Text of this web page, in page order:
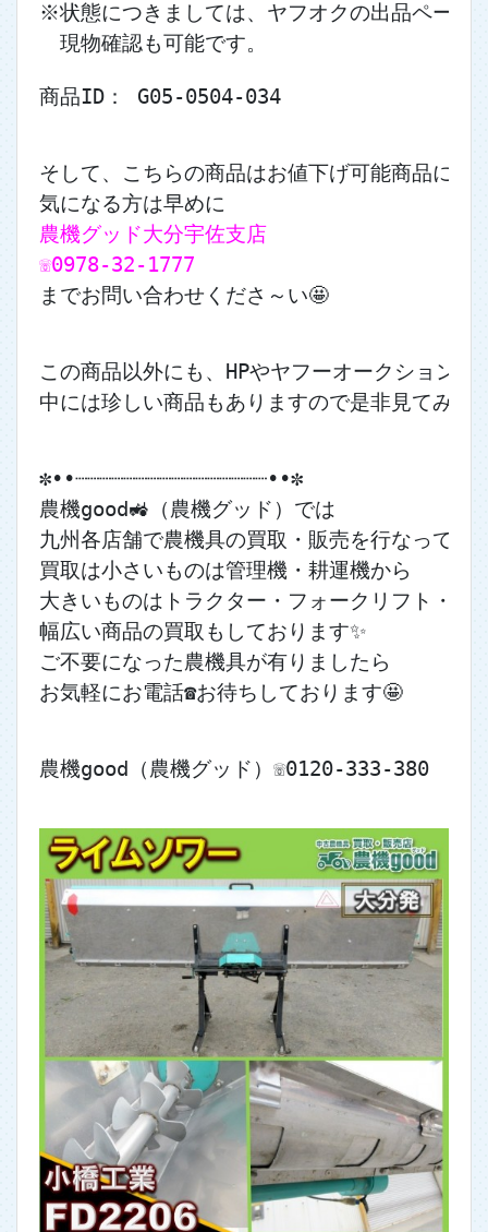
※状態につきましては、ヤフオクの出品ページ
現物確認も可能です。
商品ID： G05-0504-034
そして、こちらの商品はお値下げ可能商品にな
気になる方は早めに
農機グッド大分宇佐支店
☏0978-32-1777
までお問い合わせくださ～い🤩
この商品以外にも、HPやヤフーオークション
中には珍しい商品もありますので是非見てみて
✼••┈┈┈┈┈┈┈┈┈┈┈┈┈┈┈┈••✼
農機good🚜（農機グッド）では
九州各店舗で農機具の買取・販売を行なってお
買取は小さいものは管理機・耕運機から
大きいものはトラクター・フォークリフト・ユ
幅広い商品の買取もしております✨
ご不要になった農機具が有りましたら
お気軽にお電話☎お待ちしております🤩
農機good（農機グッド）☏0120-333-380